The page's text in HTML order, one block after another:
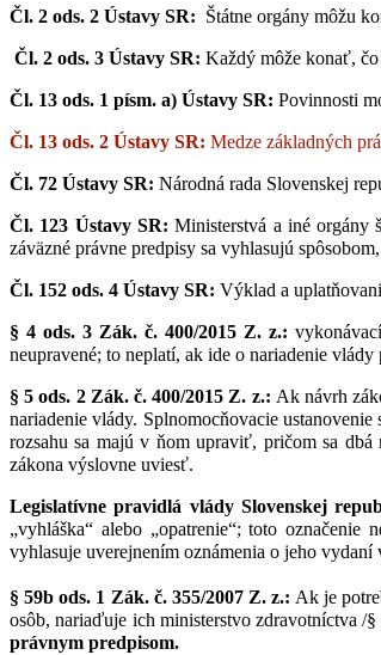
Čl. 2 ods. 2 Ústavy SR: Štátne orgány môžu
Čl. 2 ods. 3 Ústavy SR: Každý môže konať,
Čl. 13 ods. 1 písm. a) Ústavy SR: Povinnosti
Čl. 13 ods. 2 Ústavy SR: Medze základných
Čl. 72 Ústavy SR: Národná rada Slovenskej
Čl. 123 Ústavy SR: Ministerstvá a iné orgány
záväzné právne predpisy sa vyhlasujú
Čl. 152 ods. 4 Ústavy SR: Výklad a
§ 4 ods. 3 Zák. č. 400/2015 Z. z.:
neupravené; to neplatí, ak ide o nariadenie
§ 5 ods. 2 Zák. č. 400/2015 Z. z.: Ak návrh
nariadenie vlády. Splnomocňovacie
rozsahu sa majú v ňom upraviť, pričom sa dbá
zákona výslovne uviesť.
Legislatívne pravidlá vlády Slovenskej
„vyhláška“ alebo „opatrenie“; toto označenie
vyhlasuje uverejnením oznámenia o jeho
§ 59b ods. 1 Zák. č. 355/2007 Z. z.: Ak je
osôb, nariaďuje ich ministerstvo zdravotníctva /
právnym predpisom.